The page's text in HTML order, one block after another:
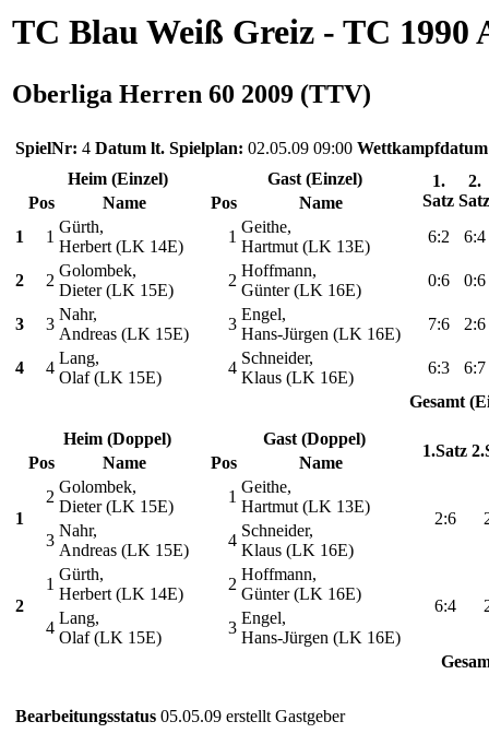
TC Blau Weiß Greiz - TC 1990
Oberliga Herren 60 2009 (TTV)
SpielNr: 4 Datum lt. Spielplan: 02.05.09 09:00
Heim (Einzel)
Gast (Einzel)
1.
Satz
2.
Satz
Pos Name Pos
Name
1
1
Gürth,
Herbert (LK 14E)
1
Geithe,
Hartmut (LK 13E)
6:2 6:4
2 2
Golombek,
Dieter (LK 15E)
2
Hoffmann,
Günter (LK 16E)
0:6 0:6
3 3
Nahr,
Andreas (LK 15E)
3
Engel,
Hans-Jürgen (LK 16E)
7:6 2:6
4 4
Lang,
Olaf (LK 15E)
4
Schneider,
Klaus (LK 16E)
6:3
6:7
Gesamt
Heim (Doppel)
Gast (Doppel)
1.Satz
Pos Name Pos Name
1
2
Golombek,
Dieter (LK 15E)
1
Geithe,
Hartmut (LK 13E)
2:6
3
Nahr,
Andreas (LK 15E)
4
Schneider,
Klaus (LK 16E)
2
1
Gürth,
Herbert (LK 14E)
2
Hoffmann,
Günter (LK 16E)
6:4
4
Lang,
Olaf (LK 15E)
3
Engel,
Hans-Jürgen (LK 16E)
Bearbeitungsstatus 05.05.09 erstellt Gastgeber